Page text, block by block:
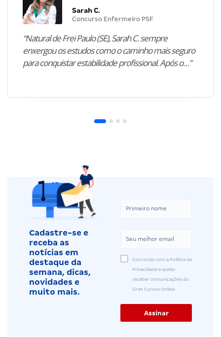
Sarah C.
Concurso Enfermeiro PSF
“Natural de Frei Paulo (SE), Sarah C. sempre
enxergou os estudos como o caminho mais seguro
para conquistar estabilidade profissional. Após o…”
Cadastre-se e
receba as
notícias em
destaque da
semana, dicas,
novidades e
muito mais.
Concordo com a Política de
Privacidade e aceito
receber comunicações do
Gran Cursos Online.